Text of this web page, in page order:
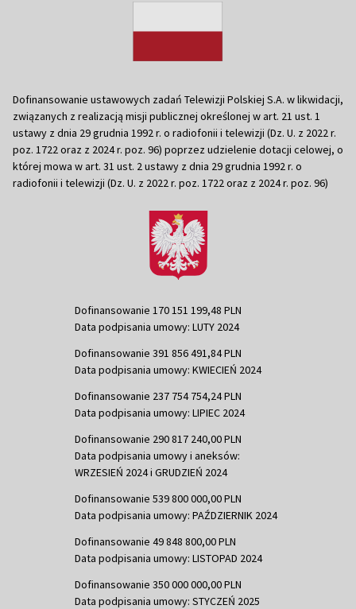
Dofinansowanie ustawowych zadań Telewizji Polskiej S.A. w likwidacji,
związanych z realizacją misji publicznej określonej w art. 21 ust. 1
ustawy z dnia 29 grudnia 1992 r. o radiofonii i telewizji (Dz. U. z 2022 r.
poz. 1722 oraz z 2024 r. poz. 96) poprzez udzielenie dotacji celowej, o
której mowa w art. 31 ust. 2 ustawy z dnia 29 grudnia 1992 r. o
radiofonii i telewizji (Dz. U. z 2022 r. poz. 1722 oraz z 2024 r. poz. 96)
Dofinansowanie 170 151 199,48 PLN
Data podpisania umowy: LUTY 2024
Dofinansowanie 391 856 491,84 PLN
Data podpisania umowy: KWIECIEŃ 2024
Dofinansowanie 237 754 754,24 PLN
Data podpisania umowy: LIPIEC 2024
Dofinansowanie 290 817 240,00 PLN
Data podpisania umowy i aneksów:
WRZESIEŃ 2024 i GRUDZIEŃ 2024
Dofinansowanie 539 800 000,00 PLN
Data podpisania umowy: PAŹDZIERNIK 2024
Dofinansowanie 49 848 800,00 PLN
Data podpisania umowy: LISTOPAD 2024
Dofinansowanie 350 000 000,00 PLN
Data podpisania umowy: STYCZEŃ 2025